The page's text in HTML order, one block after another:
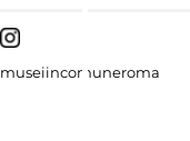
museiincomuneroma